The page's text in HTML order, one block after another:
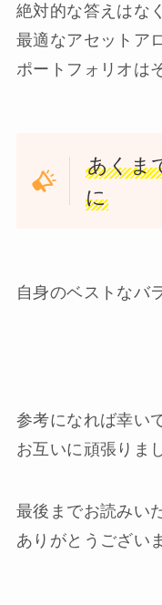
絶対的な答えはなく
最適なアセットア
ポートフォリオは
あくま
に
自身のベストなバ
参考になれば幸い
お互いに頑張りま
最後までお読みい
ありがとうござい